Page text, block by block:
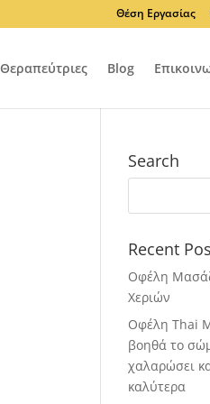
Θέση Εργασίας
Θεραπεύτριες Blog
Search
Recent
Οφέλη
Χεριών
Οφέλη Thai
βοηθά το
χαλαρώσει
καλύτερα